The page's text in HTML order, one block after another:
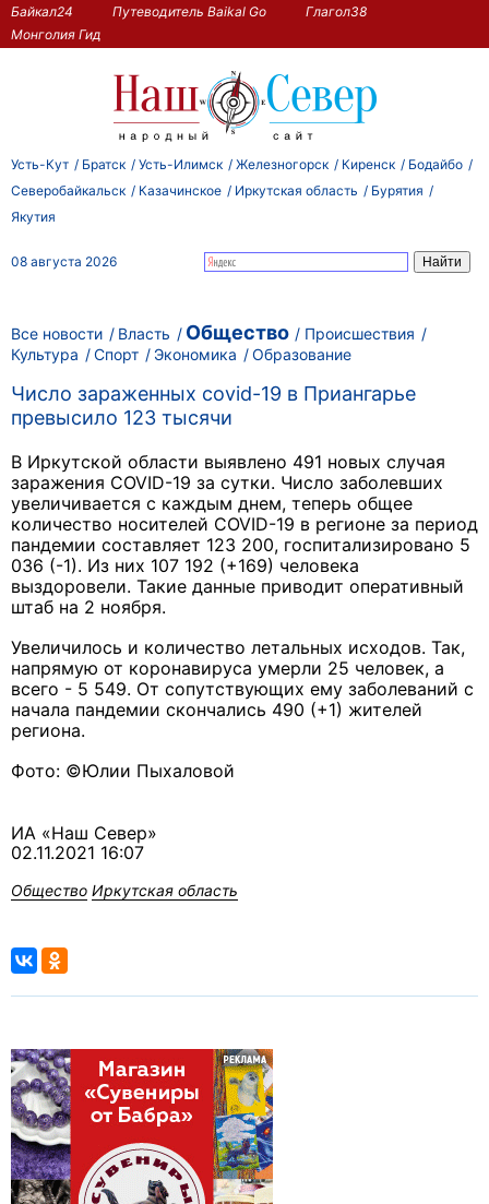
Байкал24 Путеводитель Baikal Go
Глагол38
Монголия Гид
Усть-Кут Братск Усть-Илимск Железногорск Киренск
Бодайбо
Северобайкальск
Казачинское Иркутская область
Бурятия
Якутия
08 августа 2026
Все новости Власть Общество
Происшествия
Культура
Спорт Экономика Образование
Число зараженных covid-19 в Приангарье
превысило 123 тысячи
В Иркутской области выявлено 491 новых случая
заражения COVID-19 за сутки. Число заболевших
увеличивается с каждым днем, теперь общее
количество носителей СOVID-19 в регионе за период
пандемии составляет 123 200, госпитализировано 5
036 (-1). Из них 107 192 (+169) человека
выздоровели. Такие данные приводит оперативный
штаб на 2 ноября.
Увеличилось и количество летальных исходов. Так,
напрямую от коронавируса умерли 25 человек, а
всего - 5 549. От сопутствующих ему заболеваний с
начала пандемии скончались 490 (+1) жителей
региона.
Фото: ©Юлии Пыхаловой
ИА «Наш Север»
02.11.2021 16:07
Общество Иркутская область